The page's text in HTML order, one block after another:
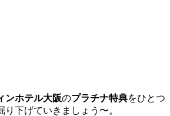
ンホテル大阪のプラチナ特典をひとつ
り下げていきましょう〜。